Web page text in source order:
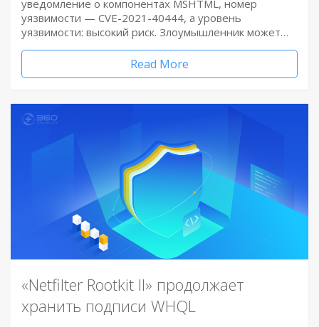
уведомление о компонентах MSHTML, номер
уязвимости — CVE-2021-40444, а уровень
уязвимости: высокий риск. Злоумышленник может…
Read More
«Netfilter Rootkit II» продолжает
хранить подписи WHQL